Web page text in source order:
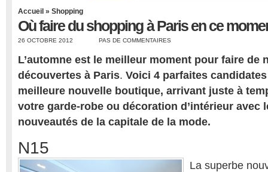
Accueil » Shopping
Où faire du shopping à Paris en ce
26 OCTOBRE 2012 PAS DE COMMENTAIRES
L’automne est le meilleur moment pour faire de
découvertes à Paris. Voici 4 parfaites
meilleure nouvelle boutique, arrivant juste à
votre garde-robe ou décoration d’intérieur avec
nouveautés de la capitale de la mode.
N15
La superbe